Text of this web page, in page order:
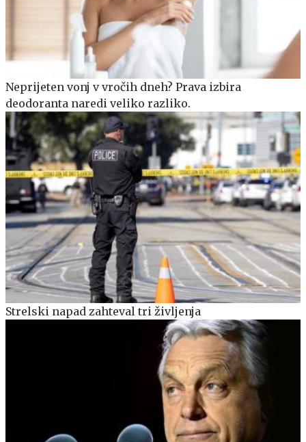
Neprijeten vonj v vročih dneh? Prava izbira
deodoranta naredi veliko razliko.
Strelski napad zahteval tri življenja